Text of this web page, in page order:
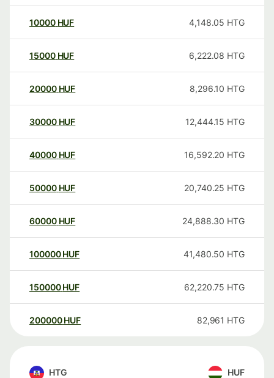
10000 HUF 4,148.05 HTG
15000 HUF 6,222.08 HTG
20000 HUF 8,296.10 HTG
30000 HUF 12,444.15 HTG
40000 HUF 16,592.20 HTG
50000 HUF 20,740.25 HTG
60000 HUF 24,888.30 HTG
100000 HUF 41,480.50 HTG
150000 HUF 62,220.75 HTG
200000 HUF 82,961 HTG
HTG HUF